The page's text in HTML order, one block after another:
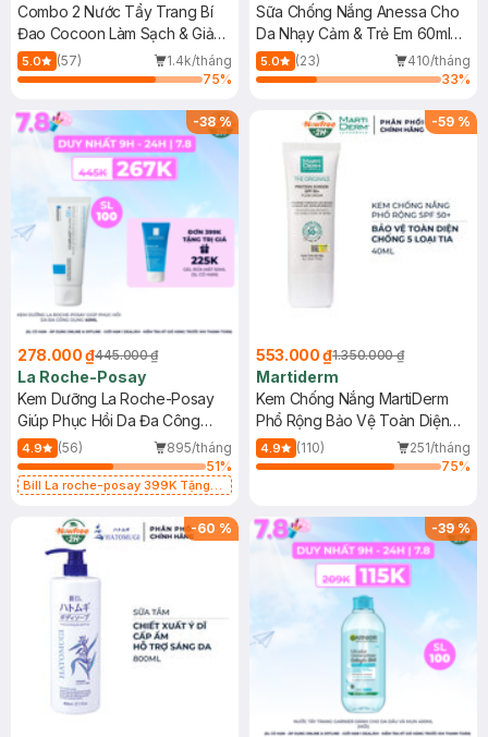
Combo 2 Nước Tẩy Trang Bí
Đao Cocoon Làm Sạch & Giảm
Dầu 500ml
5.0 (57)
1.4k/tháng
75%
Sữa Chống Nắng Anessa Cho
Da Nhạy Cảm & Trẻ Em 60ml
(Mới)
5.0 (23)
410/tháng
33%
-38%
278.000 ₫445.000 ₫
La Roche-Posay
Kem Dưỡng La Roche-Posay
Giúp Phục Hồi Da Đa Công
Dụng 40ml
4.9 (56)
895/tháng
51%
Bill La roche-posay 399K Tặng
(SL có hạn)
-59 %
553.000 ₫1.350.000 ₫
Martiderm
Kem Chống Nắng MartiDerm
Phổ Rộng Bảo Vệ Toàn Diện
40ml
4.9 (110)
251/tháng
75%
-60 % -39%